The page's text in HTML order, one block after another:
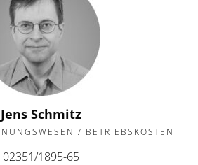
Jens Schmitz
/ BETRIEBSKOSTEN
02351/1895-65